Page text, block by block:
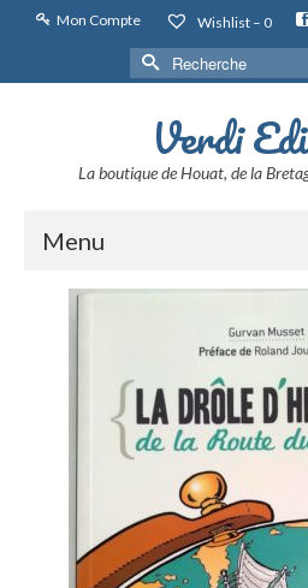
Mon Compte Wishlist – 0
Rechercher :
Verdi
La boutique de Houat, de la
Menu